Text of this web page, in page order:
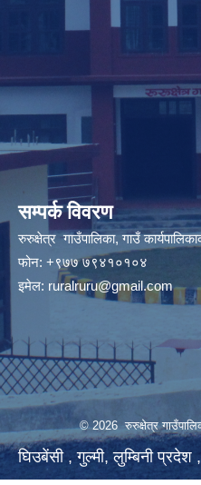
सम्पर्क विवरण
रुरुक्षेत्र गाउँपालिका, गाउँ
फोन: +९७७ ७९४१०१०४
इमेल: ruralruru@gmail.com
© 2026 रुरुक्षेत्र
घिउबेंसी , गुल्मी, लुम्बिनी प्रदेश